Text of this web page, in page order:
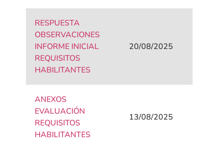
RESPUESTA
OBSERVACIONES
INFORME INICIAL
REQUISITOS
HABILITANTES
20/08/2025
ANEXOS
EVALUACIÓN
REQUISITOS
HABILITANTES
13/08/2025